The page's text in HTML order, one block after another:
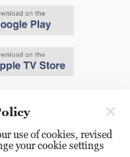
use of cookies, revised
your cookie settings